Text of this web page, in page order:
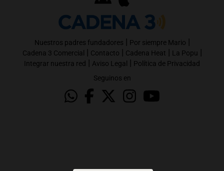
Nuestros padres fundadores | Por siempre Mario |
Cadena 3 Comercial | Contacto | Cadena Heat | La Popu |
Integrar nuestra red | Aviso Legal | Política de Privacidad
Seguinos en